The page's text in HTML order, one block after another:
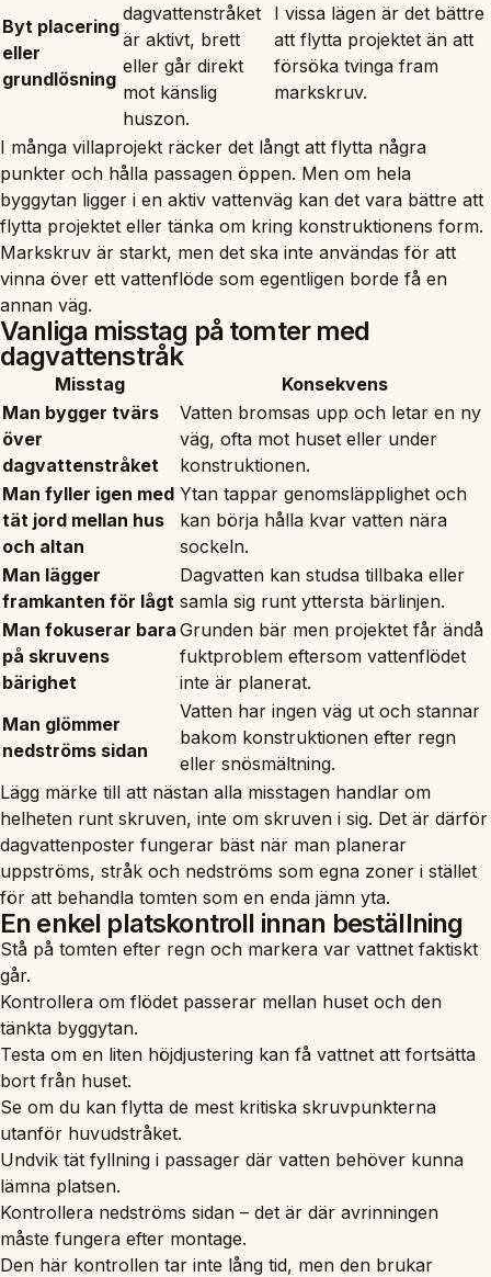
Byt placering
eller
grundlösning
dagvattenstråket
är aktivt, brett
eller går direkt
mot känslig
huszon.
I vissa lägen är det bättre
att flytta projektet än att
försöka tvinga fram
markskruv.
I många villaprojekt räcker det långt att flytta några
punkter och hålla passagen öppen. Men om hela
byggytan ligger i en aktiv vattenväg kan det vara bättre att
flytta projektet eller tänka om kring konstruktionens form.
Markskruv är starkt, men det ska inte användas för att
vinna över ett vattenflöde som egentligen borde få en
annan väg.
Vanliga misstag på tomter med
dagvattenstråk
Misstag
Konsekvens
Man bygger tvärs
över
dagvattenstråket
Vatten bromsas upp och letar en ny
väg, ofta mot huset eller under
konstruktionen.
Man fyller igen med
tät jord mellan hus
och altan
Ytan tappar genomsläpplighet och
kan börja hålla kvar vatten nära
sockeln.
Man lägger
framkanten för lågt
Dagvatten kan studsa tillbaka eller
samla sig runt yttersta bärlinjen.
Man fokuserar bara
på skruvens
bärighet
Grunden bär men projektet får ändå
fuktproblem eftersom vattenflödet
inte är planerat.
Man glömmer
nedströms sidan
Vatten har ingen väg ut och stannar
bakom konstruktionen efter regn
eller snösmältning.
Lägg märke till att nästan alla misstagen handlar om
helheten runt skruven, inte om skruven i sig. Det är därför
dagvattenposter fungerar bäst när man planerar
uppströms, stråk och nedströms som egna zoner i stället
för att behandla tomten som en enda jämn yta.
En enkel platskontroll innan beställning
Stå på tomten efter regn och markera var vattnet faktiskt
går.
Kontrollera om flödet passerar mellan huset och den
tänkta byggytan.
Testa om en liten höjdjustering kan få vattnet att fortsätta
bort från huset.
Se om du kan flytta de mest kritiska skruvpunkterna
utanför huvudstråket.
Undvik tät fyllning i passager där vatten behöver kunna
lämna platsen.
Kontrollera nedströms sidan – det är där avrinningen
måste fungera efter montage.
Den här kontrollen tar inte lång tid, men den brukar